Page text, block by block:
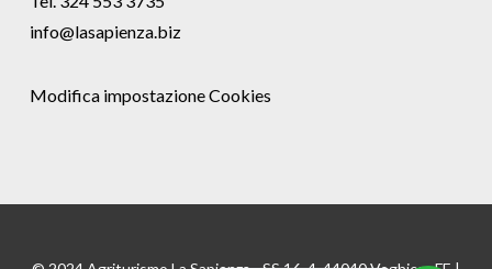
info@lasapienza.biz
Modifica impostazione Cookies